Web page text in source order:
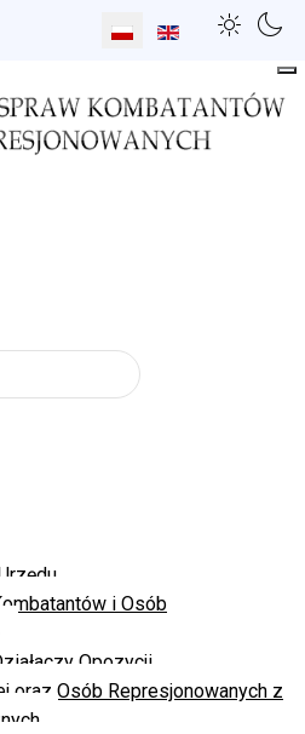
i Osób
Opozycji
oraz Osób Represjonowanych z